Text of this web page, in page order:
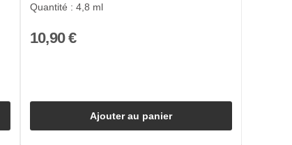
Quantité : 4,8 ml
10,90 €
Ajouter au panier